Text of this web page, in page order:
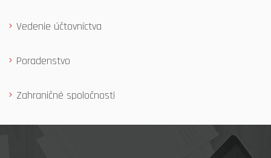
Vedenie účtovníctva
Poradenstvo
Zahraničné spoločnosti